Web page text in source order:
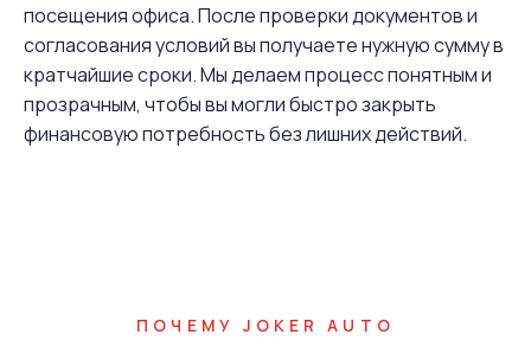
посещения офиса. После проверки документов и
согласования условий вы получаете нужную сумму в
кратчайшие сроки. Мы делаем процесс понятным и
прозрачным, чтобы вы могли быстро закрыть
финансовую потребность без лишних действий.
ПОЧЕМУ JOKER AUTO